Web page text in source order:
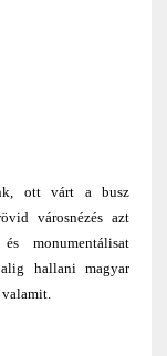
ott várt a busz
városnézés azt
monumentálisat
hallani magyar
valamit.